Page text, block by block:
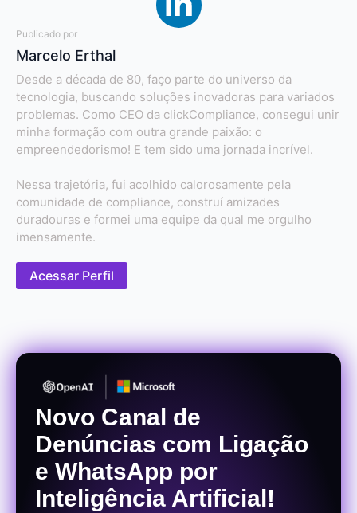
Publicado por
Marcelo Erthal
Desde a década de 80, faço parte do universo da
tecnologia, buscando soluções inovadoras para variados
problemas. Como CEO da clickCompliance, consegui unir
minha formação com outra grande paixão: o
empreendedorismo! E tem sido uma jornada incrível.
Nessa trajetória, fui acolhido calorosamente pela
comunidade de compliance, construí amizades
duradouras e formei uma equipe da qual me orgulho
imensamente.
Acessar Perfil
Novo Canal de
Denúncias com Ligação
e WhatsApp por
Inteligência Artificial!